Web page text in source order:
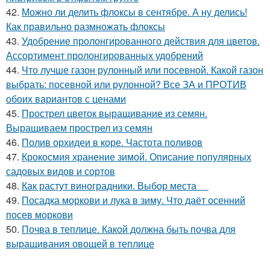
42. Можно ли делить флоксы в сентябре. А ну делись!
Как правильно размножать флоксы
43. Удобрение пролонгированного действия для цветов.
Ассортимент пролонгированных удобрений
44. Что лучше газон рулонный или посевной. Какой газон
выбрать: посевной или рулонной? Все ЗА и ПРОТИВ
обоих вариантов с ценами
45. Прострел цветок выращивание из семян.
Выращиваем прострел из семян
46. Полив орхидеи в коре. Частота поливов
47. Крокосмия хранение зимой. Описание популярных
садовых видов и сортов
48. Как растут виноградники. Выбор места
49. Посадка моркови и лука в зиму. Что даёт осенний
посев моркови
50. Почва в теплице. Какой должна быть почва для
выращивания овощей в теплице